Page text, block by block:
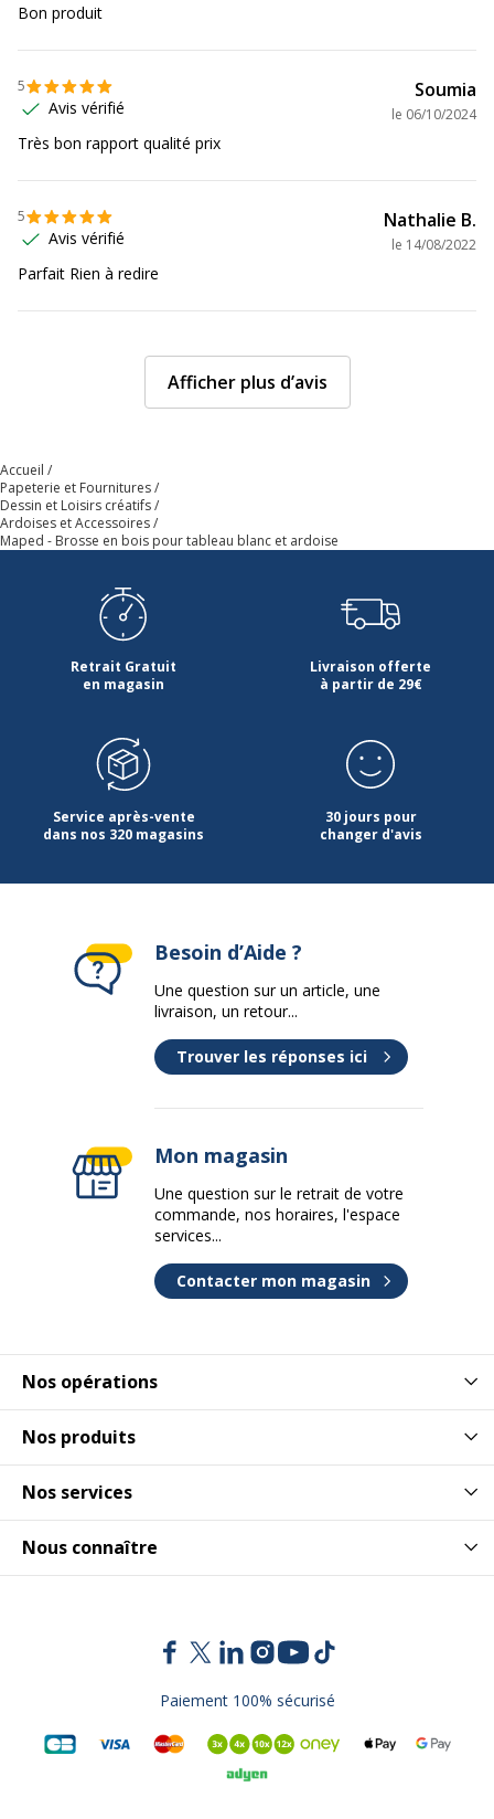
Bon produit
5
Avis vérifié
Soumia
le 06/10/2024
Très bon rapport qualité prix
5
Avis vérifié
Nathalie B.
le 14/08/2022
Parfait Rien à redire
Afficher plus d’avis
Accueil
Papeterie et Fournitures
Dessin et Loisirs créatifs
Ardoises et Accessoires
Maped - Brosse en bois pour tableau blanc et ardoise
Retrait Gratuit
en magasin
Livraison offerte
à partir de 29€
Service après-vente
dans nos 320 magasins
30 jours pour
changer d'avis
Nos opérations
Nos produits
Nos services
Nous connaître
Besoin d’Aide ?
Une question sur un article, une
livraison, un retour...
Trouver les réponses ici
Mon magasin
Une question sur le retrait de votre
commande, nos horaires, l'espace
services...
Contacter mon magasin
Paiement 100% sécurisé